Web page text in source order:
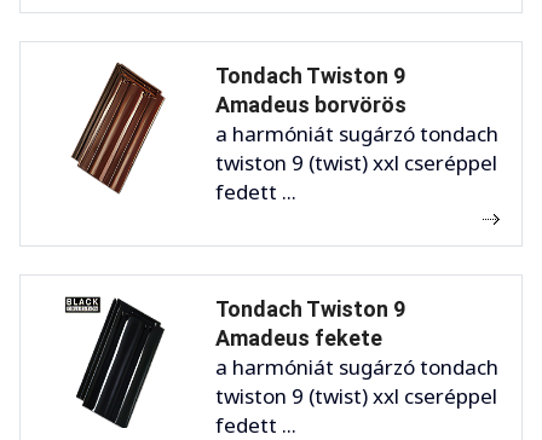
Tondach Twiston 9
Amadeus borvörös
a harmóniát sugárzó tondach
twiston 9 (twist) xxl cseréppel
fedett ...
Tondach Twiston 9
Amadeus fekete
a harmóniát sugárzó tondach
twiston 9 (twist) xxl cseréppel
fedett ...